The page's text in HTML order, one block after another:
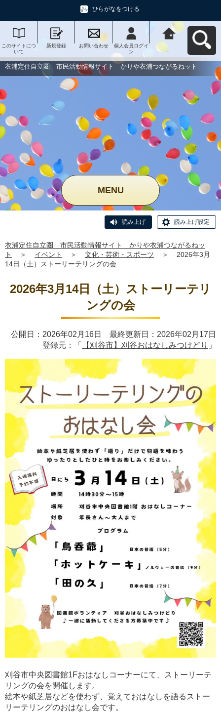
ひらがなをつける
このサイトにつ
いて
新規登録 お問い合わせ
個人会員ログイ
ン
衣浦定住自立
圏 市民活動情
報サイト かり
や衣浦つながる
ねットへ戻る
衣浦定住自立圏 市民活動情報サイト かりや衣浦つながるねット
MENU
読み上げ 読み上げ設定
衣浦定住自立圏 市民活動情報サイト かりや衣浦つながるねッ
ト
＞ イベント ＞ 文化・芸術・スポーツ ＞
2026年3月
14日（土）ストーリーテリングの会
2026年3月14日（土）ストーリーテリ
ングの会
公開日：2026年02月16日 最終更新日：2026年02月17日
登録元：「
【刈谷市】刈谷おはなしみつけどり 」
刈谷市中央図書館1Fおはなしコーナーにて、ストーリーテ
リングの会を開催します。
絵本や紙芝居などを使わず、覚えておはなしを語るストー
リーテリングのおはなし会です。